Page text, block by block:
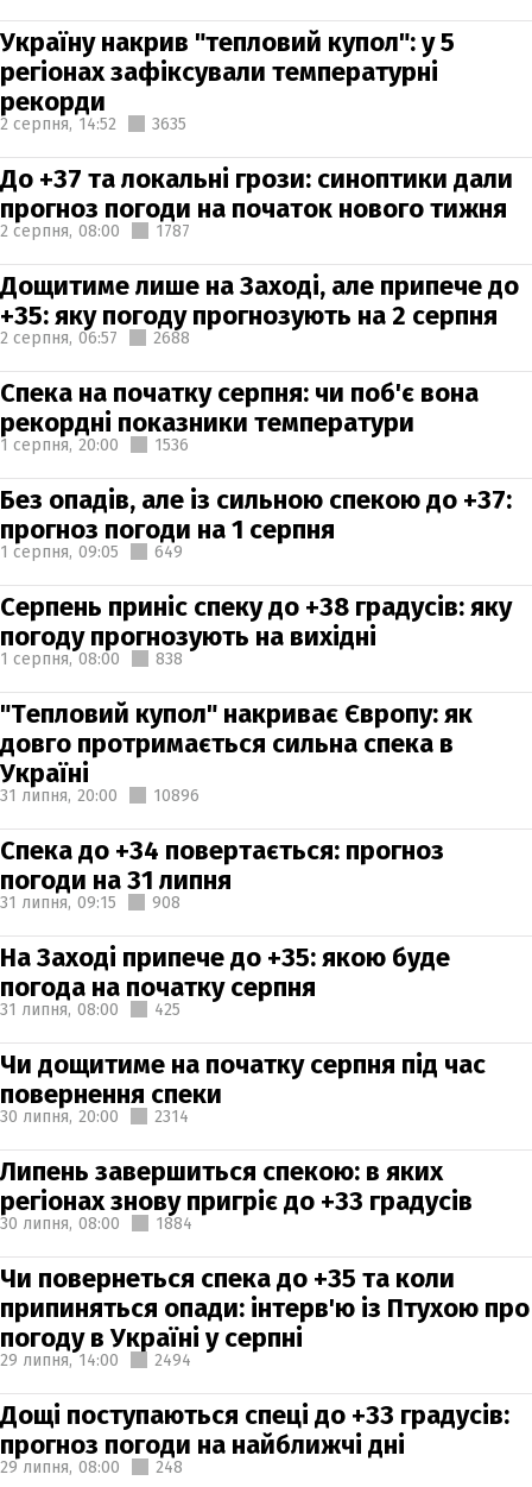
Україну накрив "тепловий купол": у 5
регіонах зафіксували температурні
рекорди
2 серпня, 14:52 3635
До +37 та локальні грози: синоптики дали
прогноз погоди на початок нового тижня
2 серпня, 08:00 1787
Дощитиме лише на Заході, але припече до
+35: яку погоду прогнозують на 2 серпня
2 серпня, 06:57 2688
Спека на початку серпня: чи поб'є вона
рекордні показники температури
1 серпня, 20:00 1536
Без опадів, але із сильною спекою до +37:
прогноз погоди на 1 серпня
1 серпня, 09:05 649
Серпень приніс спеку до +38 градусів: яку
погоду прогнозують на вихідні
1 серпня, 08:00 838
"Тепловий купол" накриває Європу: як
довго протримається сильна спека в
Україні
31 липня, 20:00 10896
Спека до +34 повертається: прогноз
погоди на 31 липня
31 липня, 09:15 908
На Заході припече до +35: якою буде
погода на початку серпня
31 липня, 08:00 425
Чи дощитиме на початку серпня під час
повернення спеки
30 липня, 20:00 2314
Липень завершиться спекою: в яких
регіонах знову пригріє до +33 градусів
30 липня, 08:00 1884
Чи повернеться спека до +35 та коли
припиняться опади: інтерв'ю із Птухою про
погоду в Україні у серпні
29 липня, 14:00 2494
Дощі поступаються спеці до +33 градусів:
прогноз погоди на найближчі дні
29 липня, 08:00 248